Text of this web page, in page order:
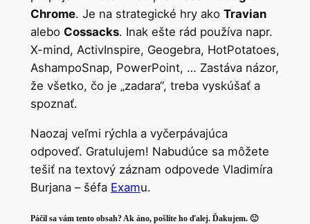
Chrome. Je na strategické hry ako Travian
alebo Cossacks. Inak ešte rád používa napr.
X-mind, ActivInspire, Geogebra, HotPotatoes,
AshampoSnap, PowerPoint, … Zastáva názor,
že všetko, čo je „zadara“, treba vyskúšať a
spoznať.
Naozaj veľmi rýchla a vyčerpávajúca
odpoveď. Gratulujem! Nabudúce sa môžete
tešiť na textový záznam odpovede Vladimíra
Burjana – šéfa Examu.
Páčil sa vám tento obsah? Ak áno, pošlite ho ďalej. Ďakujem. 🙂